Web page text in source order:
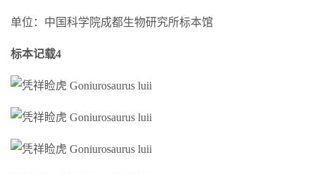
单位：中国科学院成都生物研究所标本馆
标本记载4